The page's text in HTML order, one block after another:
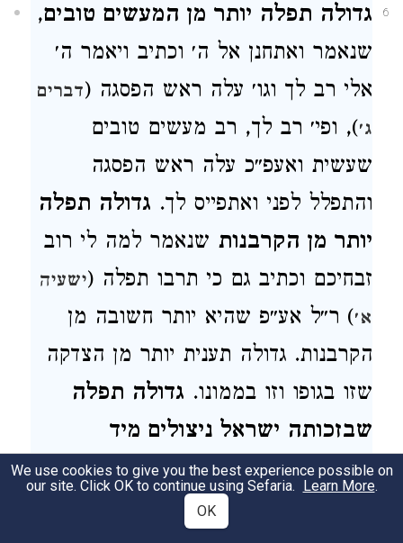
6 גדולה תפלה יותר מן המעשים טובים,
שנאמר ואתחנן אל ה׳ וכתיב ויאמר ה׳
אלי רב לך וגו׳ עלה ראש הפסגה (דברים
ג׳), ופי׳ רב לך, רב מעשים טובים
שעשית ואעפ״כ עלה ראש הפסגה
והתפלל לפני ואתפייס לך. גדולה תפלה
יותר מן הקרבנות שנאמר למה לי רוב
זבחיכם וכתיב גם כי תרבו תפלה (ישעיה
א׳) ר״ל אע״פ שהיא יותר חשובה מן
הקרבנות. גדולה תענית יותר מן הצדקה
שזו בגופו וזו בממונו. גדולה תפלה
שבזכותה ישראל ניצולים מיד
אויביהםוממיתה משונה ומן היסורין
גדולה תפלה שבזכותה
We use cookies to give you the best experience possible on
our site. Click OK to continue using Sefaria. Learn More.
OK